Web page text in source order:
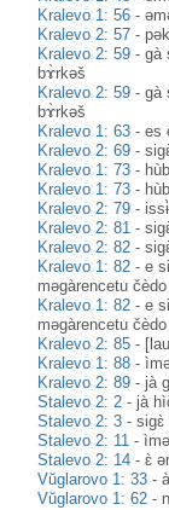
Kralevo 1: 56 -
Kralevo 2: 57 -
Kralevo 2: 59 -gà
bɤ̀rkəš
Kralevo 2: 59 -gà
bɤ̀rkəš
Kralevo 1: 63 -es
Kralevo 2: 69 -
Kralevo 1: 73 -
Kralevo 1: 73 -
Kralevo 2: 79 -
Kralevo 2: 81 -
Kralevo 2: 82 -
Kralevo 1: 82 -e
məgàrencetu čèdo
Kralevo 1: 82 -e
məgàrencetu čèdo
Kralevo 2: 85 -
Kralevo 1: 88 -
Kralevo 2: 89 - jà
Stalevo 2: 2 - jà
Stalevo 2: 3 -sigɛ̀
Stalevo 2: 11 -
Stalevo 2: 14 -ɛ̀
Vŭglarovo 1: 33 -
Vŭglarovo 1: 62 -